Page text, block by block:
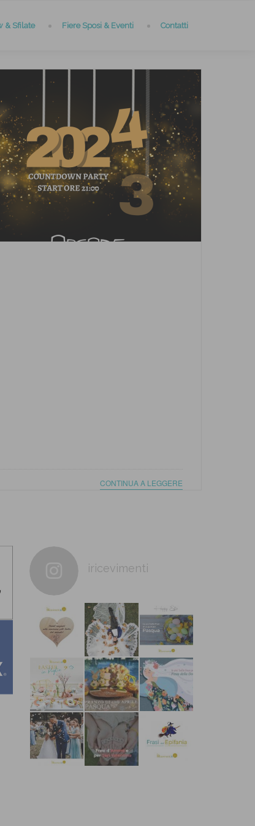
& Sfilate Fiere Sposi & Eventi Contatti
CONTINUA A LEGGERE
iricevimenti